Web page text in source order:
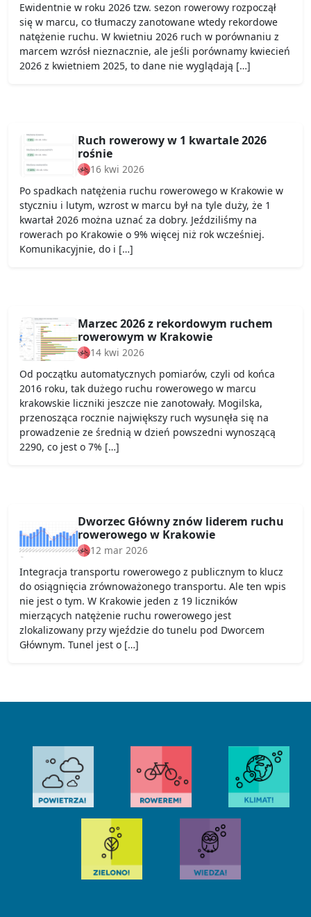
Ewidentnie w roku 2026 tzw. sezon rowerowy rozpoczął
się w marcu, co tłumaczy zanotowane wtedy rekordowe
natężenie ruchu. W kwietniu 2026 ruch w porównaniu z
marcem wzrósł nieznacznie, ale jeśli porównamy kwiecień
2026 z kwietniem 2025, to dane nie wyglądają […]
Ruch rowerowy w 1 kwartale 2026
rośnie
16 kwi 2026
Po spadkach natężenia ruchu rowerowego w Krakowie w
styczniu i lutym, wzrost w marcu był na tyle duży, że 1
kwartał 2026 można uznać za dobry. Jeździliśmy na
rowerach po Krakowie o 9% więcej niż rok wcześniej.
Komunikacyjnie, do i […]
Marzec 2026 z rekordowym ruchem
rowerowym w Krakowie
14 kwi 2026
Od początku automatycznych pomiarów, czyli od końca
2016 roku, tak dużego ruchu rowerowego w marcu
krakowskie liczniki jeszcze nie zanotowały. Mogilska,
przenosząca rocznie największy ruch wysunęła się na
prowadzenie ze średnią w dzień powszedni wynoszącą
2290, co jest o 7% […]
Dworzec Główny znów liderem ruchu
rowerowego w Krakowie
12 mar 2026
Integracja transportu rowerowego z publicznym to klucz
do osiągnięcia zrównoważonego transportu. Ale ten wpis
nie jest o tym. W Krakowie jeden z 19 liczników
mierzących natężenie ruchu rowerowego jest
zlokalizowany przy wjeździe do tunelu pod Dworcem
Głównym. Tunel jest o […]